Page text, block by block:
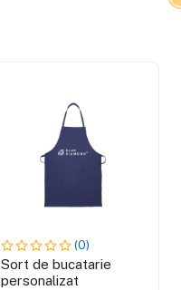
(0)
Sort de bucatarie
personalizat